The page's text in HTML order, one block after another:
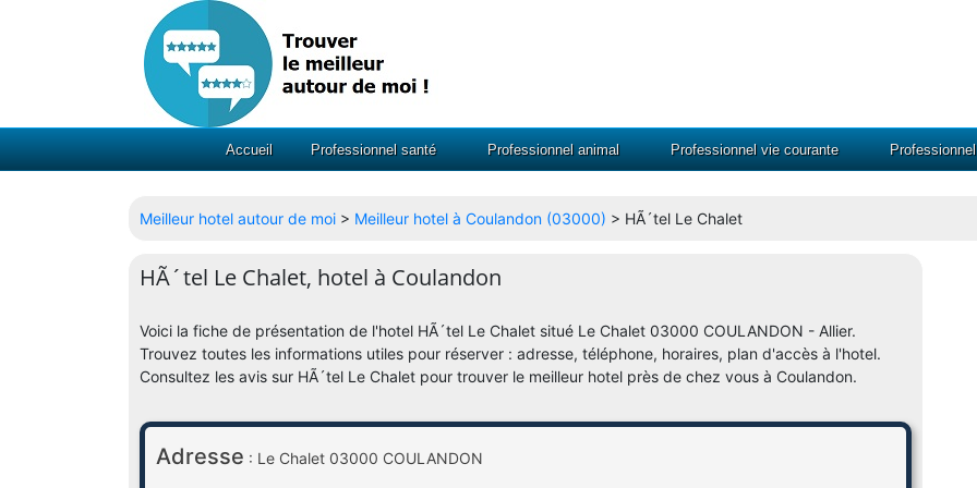
Accueil Professionnel santé Professionnel animal Professionnel vie courante
Meilleur hotel autour de moi > Meilleur hotel à Coulandon (03000) > HÃ´tel Le Chalet
HÃ´tel Le Chalet, hotel à Coulandon
Voici la fiche de présentation de l'hotel HÃ´tel Le Chalet situé Le Chalet 03000 COULANDON - Allier.
Trouvez toutes les informations utiles pour réserver : adresse, téléphone, horaires, plan d'accès à l'hotel.
Consultez les avis sur HÃ´tel Le Chalet pour trouver le meilleur hotel près de chez vous à Coulandon.
Adresse : Le Chalet 03000 COULANDON